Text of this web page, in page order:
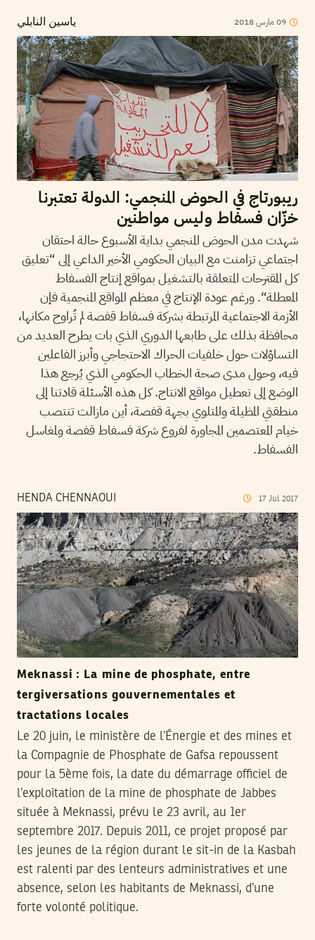
ياسين النابلي 09مارس2018
ريبورتاج في الحوض المنجمي: الدولة تعتبرنا
خزّان فسفاط وليس مواطنين
شهدت مدن الحوض المنجمي بداية الأسبوع حالة احتقان
اجتماعي تزامنت مع البيان الحكومي الأخير الداعي إلى “تعليق
كل المقترحات المتعلقة بالتشغيل بمواقع إنتاج الفسفاط
المعطلة“. ورغم عودة الإنتاج في معظم المواقع المنجمية فإن
الأزمة الاجتماعية المرتبطة بشركة فسفاط قفصة لم تُراوح مكانها،
محافظة بذلك على طابعها الدوري الذي بات يطرح العديد من
التساؤلات حول خلفيات الحراك الاحتجاجي وأبرز الفاعلين
فيه، وحول مدى صحة الخطاب الحكومي الذي يُرجع هذا
الوضع إلى تعطيل مواقع الانتاج. كل هذه الأسئلة قادتنا إلى
منطقتي المظيلة والمتلوي بجهة قفصة، أين مازالت تنتصب
خيام المعتصمين المجاورة لفروع شركة فسفاط قفصة ولمغاسل
الفسفاط.
HENDA CHENNAOUI 17 Jul 2017
Meknassi : La mine de phosphate, entre
tergiversations gouvernementales et
tractations locales
Le 20 juin, le ministère de l’Énergie et des mines et
la Compagnie de Phosphate de Gafsa repoussent
pour la 5ème fois, la date du démarrage officiel de
l’exploitation de la mine de phosphate de Jabbes
située à Meknassi, prévu le 23 avril, au 1er
septembre 2017. Depuis 2011, ce projet proposé par
les jeunes de la région durant le sit-in de la Kasbah
est ralenti par des lenteurs administratives et une
absence, selon les habitants de Meknassi, d’une
forte volonté politique.